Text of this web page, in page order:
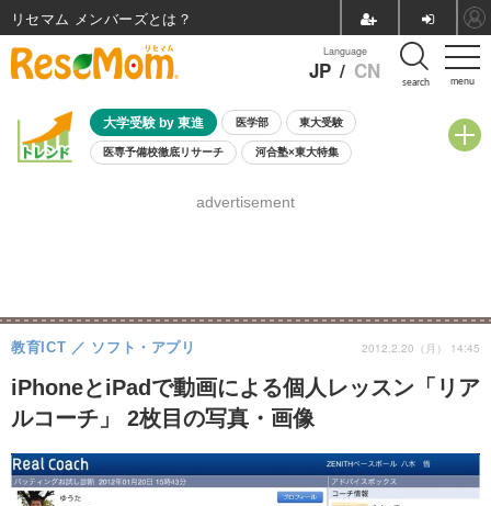
menu
Language
JP / CN search
大学受験 by 東進 医学部 東大受験
医専予備校徹底リサーチ 河合塾×東大特集
8月開催学校説明会・相談会
advertisement
iPhoneとiPadで動画による個人レッスン「リア
ルコーチ」 2枚目の写真・画像
教育ICT ソフト・アプリ 2012.2.20（月） 14:45
リセマム メンバーズ